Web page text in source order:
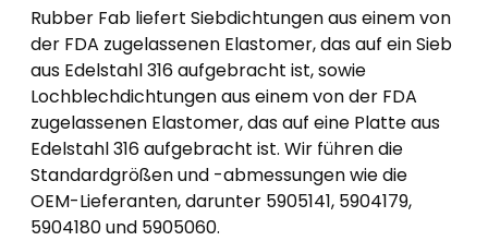
Rubber Fab liefert Siebdichtungen aus einem von
der FDA zugelassenen Elastomer, das auf ein Sieb
aus Edelstahl 316 aufgebracht ist, sowie
Lochblechdichtungen aus einem von der FDA
zugelassenen Elastomer, das auf eine Platte aus
Edelstahl 316 aufgebracht ist. Wir führen die
Standardgrößen und -abmessungen wie die
OEM-Lieferanten, darunter 5905141, 5904179,
5904180 und 5905060.